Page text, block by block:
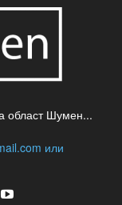
област Шумен...
или